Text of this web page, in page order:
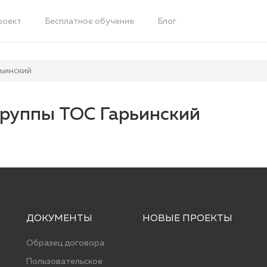
Бесплатное обучение Блог
ТОС Гарьинский
ДОКУМЕНТЫ
Образец договора
Пользовательское
НОВЫЕ ПРОЕКТЫ